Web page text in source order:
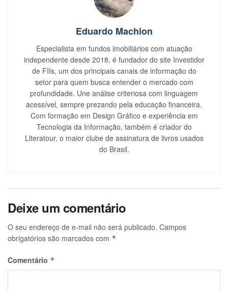
Eduardo Machion
Especialista em fundos imobiliários com atuação
independente desde 2018, é fundador do site Investidor
de FIIs, um dos principais canais de informação do
setor para quem busca entender o mercado com
profundidade. Une análise criteriosa com linguagem
acessível, sempre prezando pela educação financeira.
Com formação em Design Gráfico e experiência em
Tecnologia da Informação, também é criador do
Literatour, o maior clube de assinatura de livros usados
do Brasil.
Deixe um comentário
O seu endereço de e-mail não será publicado. Campos
obrigatórios são marcados com *
Comentário *